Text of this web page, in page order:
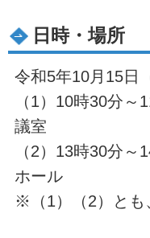
日時・場所
令和5年10月15日
（1）10時30分
議室
（2）13時30分
ホール
※（1）（2）とも